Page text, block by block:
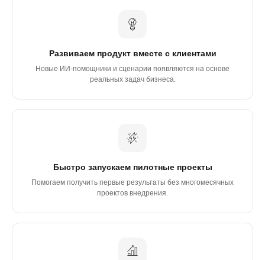
Развиваем продукт вместе с клиентами
Новые ИИ-помощники и сценарии появляются на основе
реальных задач бизнеса.
Быстро запускаем пилотные проекты
Помогаем получить первые результаты без многомесячных
проектов внедрения.